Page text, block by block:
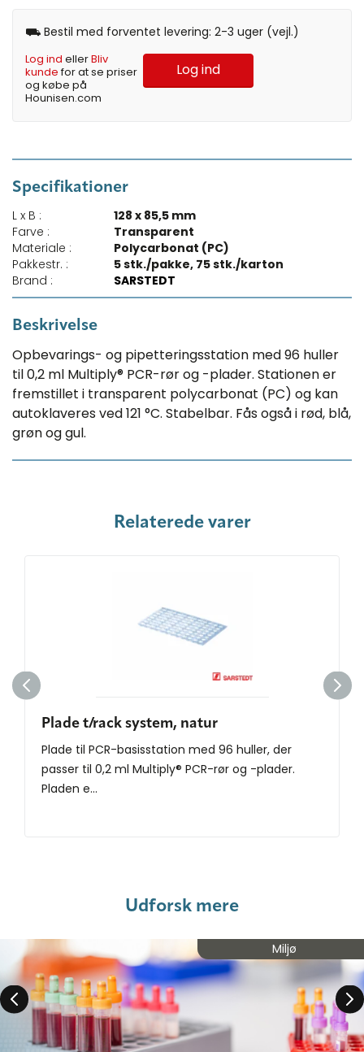
⛟ Bestil med forventet levering: 2-3 uger (vejl.)
Log ind ellerBliv
kundefor at se priser
og købe på
Hounisen.com
Log ind
Specifikationer
L x B :
128 x 85,5 mm
Farve :
Transparent
Materiale :
Polycarbonat (PC)
Pakkestr. :
5 stk./pakke, 75 stk./karton
Brand :
SARSTEDT
Beskrivelse
Opbevarings- og pipetteringsstation med 96 huller
til 0,2 ml Multiply® PCR-rør og -plader. Stationen er
fremstillet i transparent polycarbonat (PC) og kan
autoklaveres ved 121 °C. Stabelbar. Fås også i rød, blå,
grøn og gul.
Relaterede varer
Plade t/rack system, natur
Plade til PCR-basisstation med 96 huller, der
passer til 0,2 ml Multiply® PCR-rør og -plader.
Pladen e...
Udforsk mere
Miljø